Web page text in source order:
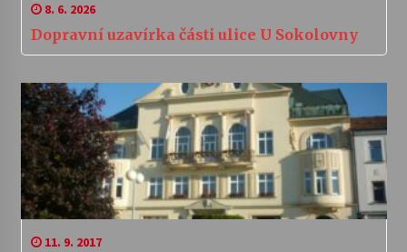
8. 6. 2026
Dopravní uzavírka části ulice U Sokolovny
11. 9. 2017